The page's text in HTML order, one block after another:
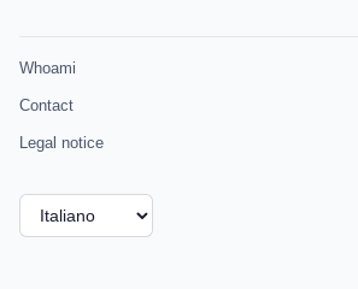
Whoami
Contact
Legal notice
Scegli
una